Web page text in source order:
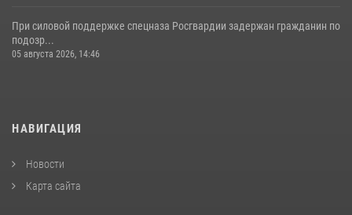
При силовой поддержке спецназа Росгвардии задержан гражданин по
подозр...
05 августа 2026, 14:46
НАВИГАЦИЯ
Новости
Карта сайта